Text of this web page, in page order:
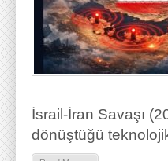
İsrail-İran Savaşı
dönüştüğü